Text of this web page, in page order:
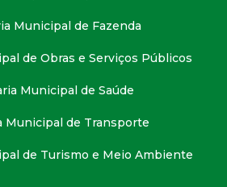
Municipal de Fazenda
de Obras e Serviços Públicos
Municipal de Saúde
Municipal de Transporte
de Turismo e Meio Ambiente